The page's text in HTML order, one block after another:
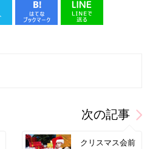
次の記事
クリスマス会前